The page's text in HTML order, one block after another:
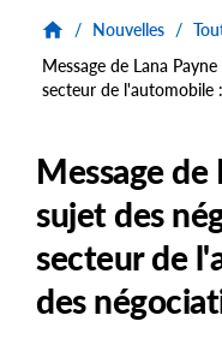
/ Nouvelles /
Message de Lana
secteur de l'automobile
Message de
sujet des
secteur de
des